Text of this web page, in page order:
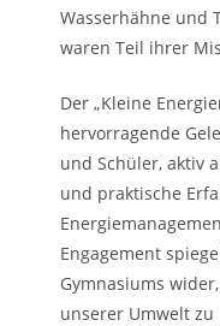
Wasserhähne und
waren Teil ihrer
Der „Kleine
hervorragende
und Schüler, aktiv
und praktische
Engagement
Gymnasiums
unserer Umwelt